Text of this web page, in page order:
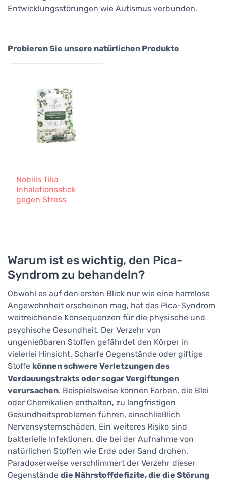
Entwicklungsstörungen wie Autismus verbunden.
Probieren Sie unsere natürlichen Produkte
Nobilis Tilia
Inhalationsstick
gegen Stress
Warum ist es wichtig, den Pica-
Syndrom zu behandeln?
Obwohl es auf den ersten Blick nur wie eine harmlose
Angewohnheit erscheinen mag, hat das Pica-Syndrom
weitreichende Konsequenzen für die physische und
psychische Gesundheit. Der Verzehr von
ungenießbaren Stoffen gefährdet den Körper in
vielerlei Hinsicht. Scharfe Gegenstände oder giftige
Stoffe können schwere Verletzungen des
Verdauungstrakts oder sogar Vergiftungen
verursachen. Beispielsweise können Farben, die Blei
oder Chemikalien enthalten, zu langfristigen
Gesundheitsproblemen führen, einschließlich
Nervensystemschäden. Ein weiteres Risiko sind
bakterielle Infektionen, die bei der Aufnahme von
natürlichen Stoffen wie Erde oder Sand drohen.
Paradoxerweise verschlimmert der Verzehr dieser
Gegenstände die Nährstoffdefizite, die die Störung